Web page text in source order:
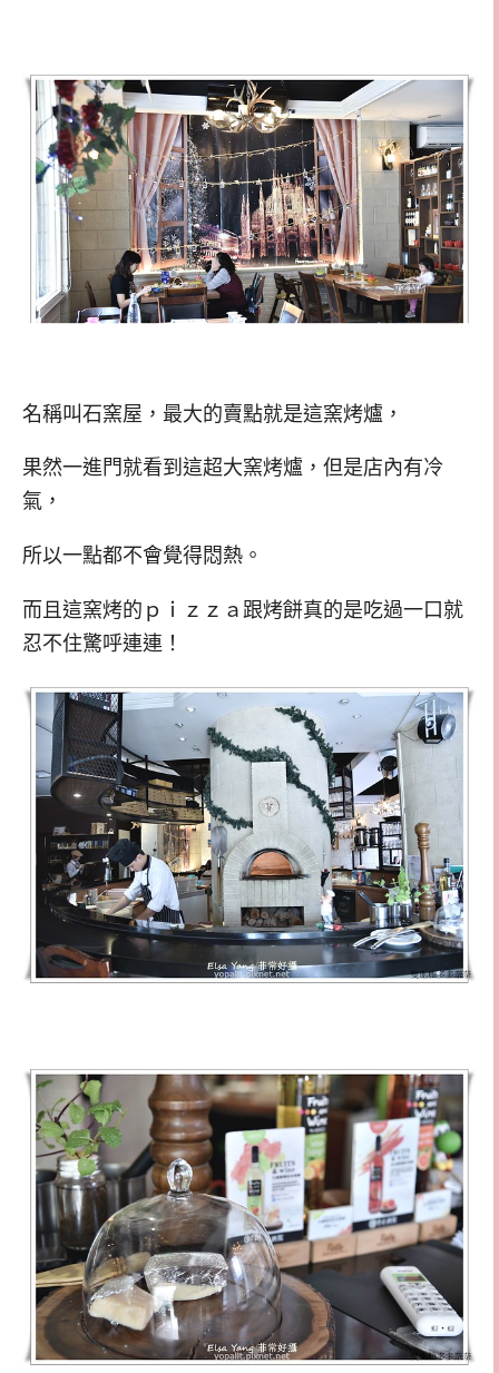
名稱叫石窯屋，最大的賣點就是這窯烤爐，
果然一進門就看到這超大窯烤爐，但是店內有冷
氣，
所以一點都不會覺得悶熱。
而且這窯烤的ｐｉｚｚａ跟烤餅真的是吃過一口就
忍不住驚呼連連！